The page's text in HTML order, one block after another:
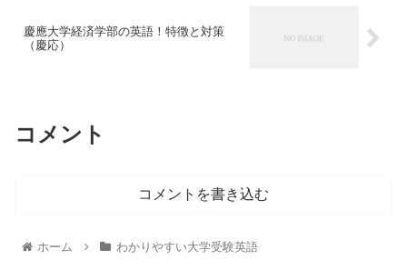
慶應大学経済学部の英語！特徴と対策
（慶応）
コメント
コメントを書き込む
ホーム わかりやすい大学受験英語